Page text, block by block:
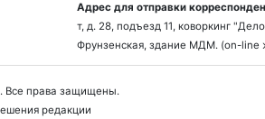
Адрес для отправки
т, д. 28, подъезд 11, коворкинг
Фрунзенская, здание МДМ. (on-line
Все права защищены.
редакции